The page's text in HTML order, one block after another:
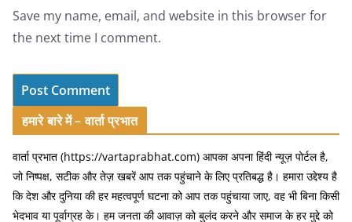
Save my name, email, and website in this browser for
the next time I comment.
हमारे बारे में – वार्ता प्रभात
वार्ता प्रभात (https://vartaprabhat.com) आपका अपना हिंदी न्यूज़ पोर्टल है,
जो निष्पक्ष, सटीक और तेज़ खबरें आप तक पहुंचाने के लिए प्रतिबद्ध है। हमारा उद्देश्य है
कि देश और दुनिया की हर महत्वपूर्ण घटना को आप तक पहुंचाया जाए, वह भी बिना किसी
भेदभाव या पूर्वाग्रह के। हम जनता की आवाज़ को बुलंद करने और समाज के हर मुद्दे को